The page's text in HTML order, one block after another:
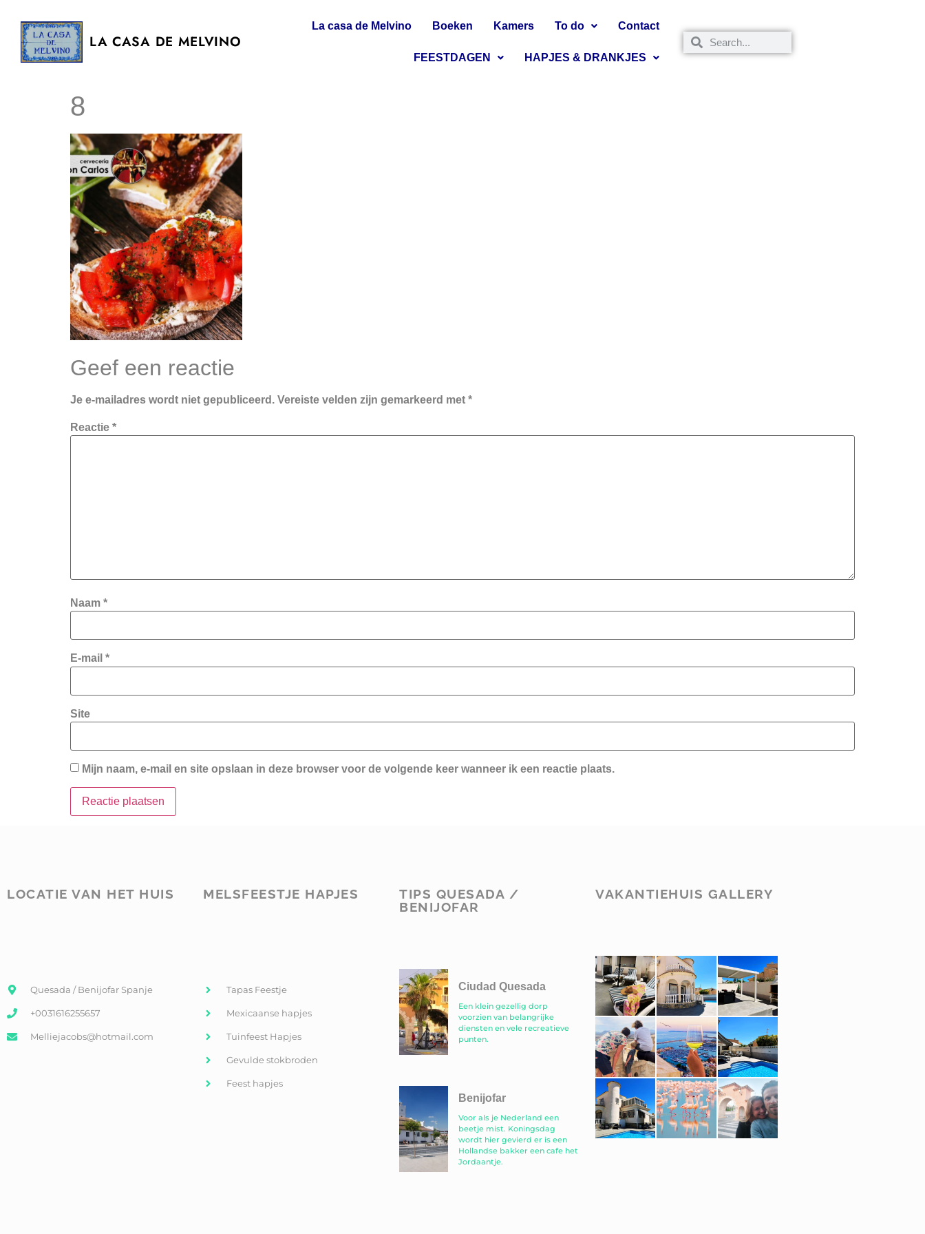
LA CASA DE MELVINO
La casa de Melvino Boeken Kamers To do Contact
FEESTDAGEN HAPJES & DRANKJES
8
Geef een reactie
Je e-mailadres wordt niet gepubliceerd. Vereiste velden zijn gemarkeerd met *
Reactie *
Naam *
E-mail *
Site
Mijn naam, e-mail en site opslaan in deze browser voor de volgende keer wanneer ik een reactie plaats.
LOCATIE VAN HET HUIS
Quesada / Benijofar Spanje
+0031616255657
Melliejacobs@hotmail.com
MELSFEESTJE HAPJES
Tapas Feestje
Mexicaanse hapjes
Tuinfeest Hapjes
Gevulde stokbroden
Feest hapjes
TIPS QUESADA /
BENIJOFAR
Ciudad Quesada
Een klein gezellig dorp
voorzien van belangrijke
diensten en vele recreatieve
punten.
Benijofar
Voor als je Nederland een
beetje mist. Koningsdag
wordt hier gevierd er is een
Hollandse bakker een cafe het
Jordaantje.
VAKANTIEHUIS GALLERY